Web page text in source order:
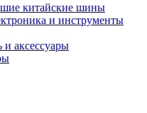
китайские шины
и инструменты
и аксессуары